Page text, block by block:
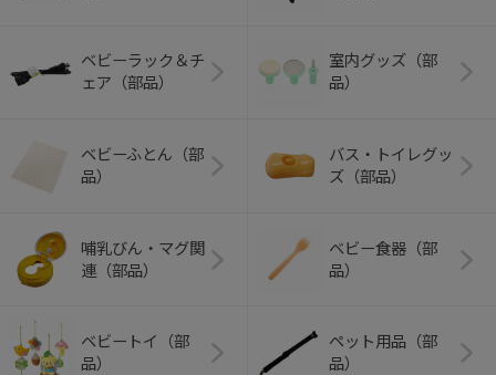
ベビーラック＆チ
ェア（部品）
室内グッズ（部
品）
ベビーふとん（部
品）
バス・トイレグッ
ズ（部品）
哺乳びん・マグ関
連（部品）
ベビー食器（部
品）
ベビートイ（部
品）
ペット用品（部
品）